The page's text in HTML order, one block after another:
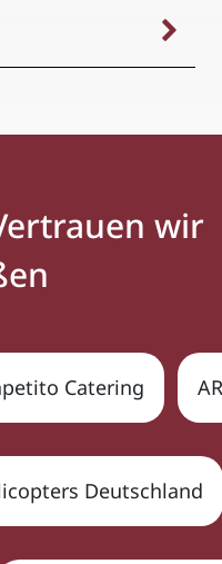
wir
Catering
Deutschland